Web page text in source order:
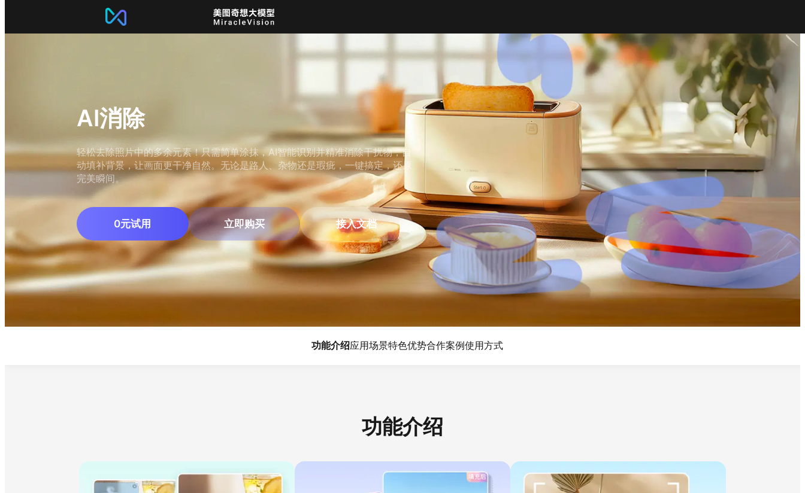
AI消除
轻松去除照片中的多余元素！只需简单涂抹，AI智能识别并精准消除干扰物，自
动填补背景，让画面更干净自然。无论是路人、杂物还是瑕疵，一键搞定，还原
完美瞬间。
0元试用 立即购买 接入文档
功能介绍应用场景特色优势合作案例使用方式
功能介绍